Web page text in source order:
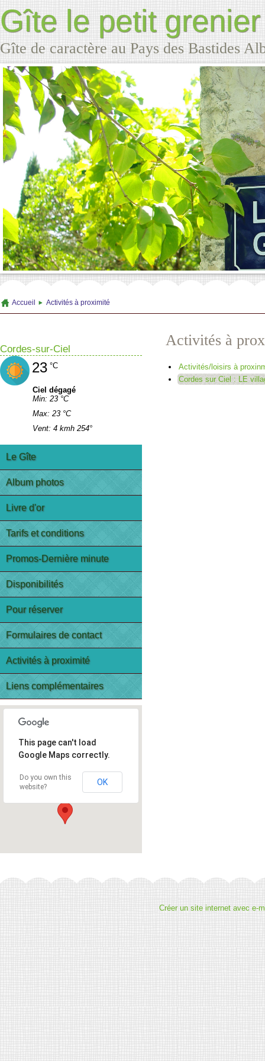
Gîte le petit grenier
Gîte de caractère au Pays des Bastides
Accueil Activités à proximité
Activités à
Activités/loisirs à
Cordes sur Ciel : LE
Cordes-sur-Ciel
23 °C
Ciel dégagé
Min: 23 °C
Max: 23 °C
Vent: 4 kmh 254°
Le Gîte
Album photos
Livre d'or
Tarifs et conditions
Promos-Dernière minute
Disponibilités
Pour réserver
Formulaires de contact
Activités à proximité
Liens complémentaires
This page can't load
Google Maps correctly.
Do you own this
website?
OK
Créer un site internet avec e-